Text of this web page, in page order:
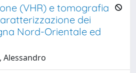
(VHR) e tomografia
dei
Nord-Orientale ed
Alessandro